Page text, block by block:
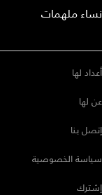
نساء ملهمات
أعداد لها
عن لها
إتصل بنا
سياسة الخصوصية
إشترك